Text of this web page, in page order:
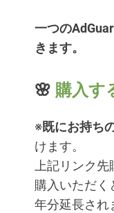
一つの
きます。
🌸 購入す
※既にお持ち
けます。
上記リンク
購入いただく
年分延長され